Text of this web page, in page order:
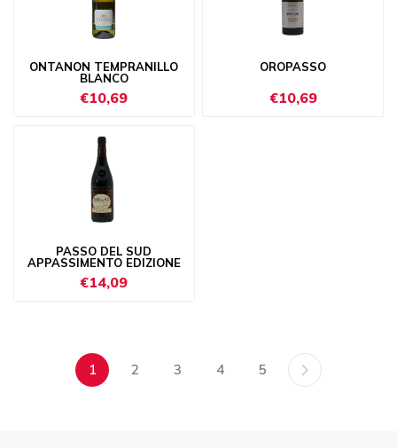
ONTANON TEMPRANILLO
BLANCO
€10,69
OROPASSO
€10,69
PASSO DEL SUD
APPASSIMENTO EDIZIONE
€14,09
1 2 3 4 5